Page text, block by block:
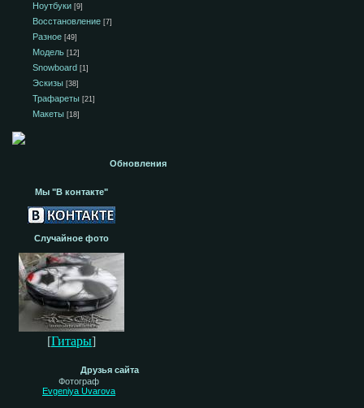
Ноутбуки [9]
Восстановление [7]
Разное [49]
Модель [12]
Snowboard [1]
Эскизы [38]
Трафареты [21]
Макеты [18]
Обновления
Мы "В контакте"
Случайное фото
[Гитары]
Друзья сайта
Фотограф
Evgeniya Uvarova